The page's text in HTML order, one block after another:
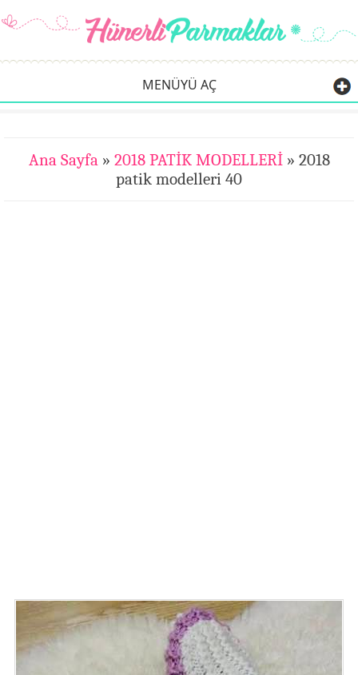
MENÜYÜ AÇ
Ana Sayfa» 2018 PATİK MODELLERİ» 2018
patik modelleri 40